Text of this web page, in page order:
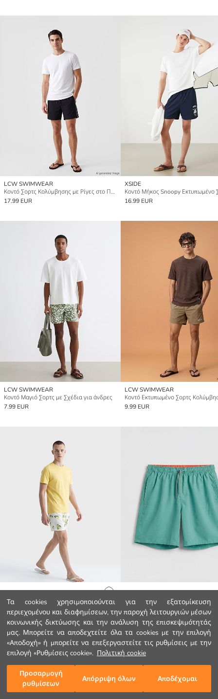
Τα cookies χρησιμοποιούνται για την εξατομίκευση
περιεχομένου και διαφημίσεων, την παροχή λειτουργιών μέσων
κοινωνικής δικτύωσης και την ανάλυση της επισκεψιμότητάς
μας. Μπορείτε να αποδεχτείτε όλα τα cookies με την επιλογή
«Αποδοχή» ή μπορείτε να επεξεργαστείτε τις ρυθμίσεις με την
επιλογή «Ρυθμίσεις cookie». Πολιτική cookie
Προσαρμογή
ρυθμίσεων
Απόρριψη όλων Αποδέχομαι
Αρχική Σελίδα
Κατηγορίες
Το Καλάθι μου
LCW SWIMWEAR
Κοντό Σορτς Κολύμβησης με Ρίγες στο Πλάι για Άνδρες
17.99 EUR
XSIDE
16.99 EUR
LCW SWIMWEAR
Κοντό Μαγιό Σορτς με Σχέδια για άνδρες
7.99 EUR
LCW SWIMWEAR
9.99 EUR
Κοντό Μαγιό Σορτς με Σχέδια για Άνδρες
7.99 EUR
10.99 EUR
1 /